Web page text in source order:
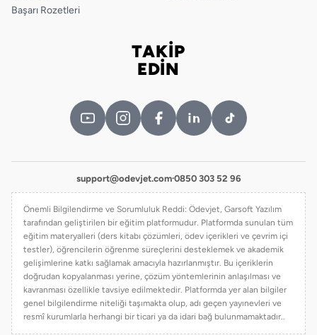
Başarı Rozetleri
TAKİP
EDİN
support@odevjet.com·0850 303 52 96
Önemli Bilgilendirme ve Sorumluluk Reddi: Ödevjet, Garsoft Yazılım
tarafından geliştirilen bir eğitim platformudur. Platformda sunulan tüm
eğitim materyalleri (ders kitabı çözümleri, ödev içerikleri ve çevrim içi
testler), öğrencilerin öğrenme süreçlerini desteklemek ve akademik
gelişimlerine katkı sağlamak amacıyla hazırlanmıştır. Bu içeriklerin
doğrudan kopyalanması yerine, çözüm yöntemlerinin anlaşılması ve
kavranması özellikle tavsiye edilmektedir. Platformda yer alan bilgiler
genel bilgilendirme niteliği taşımakta olup, adı geçen yayınevleri ve
resmî kurumlarla herhangi bir ticari ya da idari bağ bulunmamaktadır..